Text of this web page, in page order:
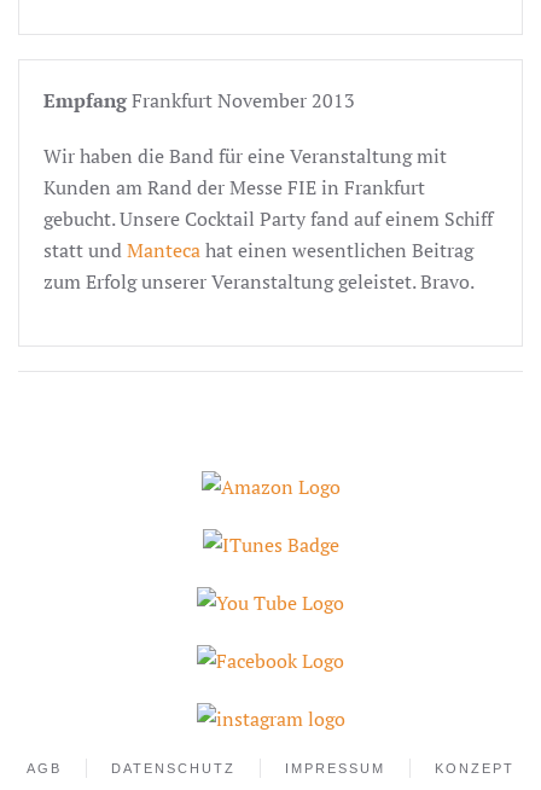
EmpfangFrankfurt November 2013
Wir haben die Band für eine Veranstaltung mit
Kunden am Rand der Messe FIE in Frankfurt
gebucht. Unsere Cocktail Party fand auf einem Schiff
statt undMantecahat einen wesentlichen Beitrag
zum Erfolg unserer Veranstaltung geleistet. Bravo.
AGB DATENSCHUTZ IMPRESSUM KONZEPT